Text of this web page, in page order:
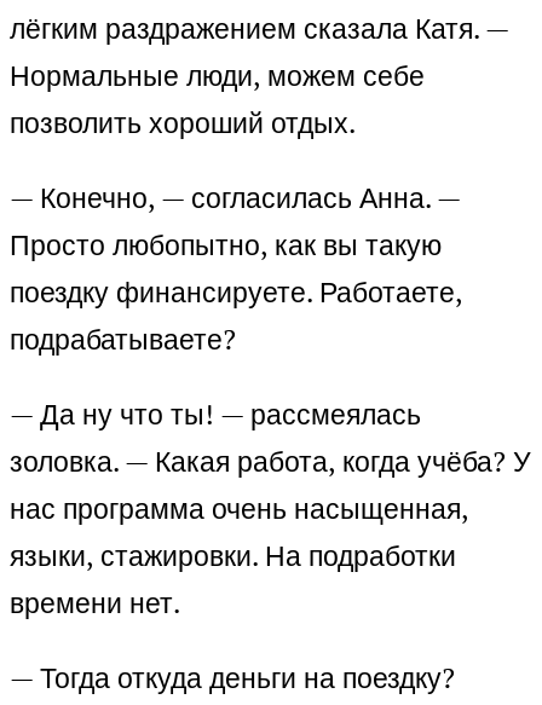
лёгким раздражением сказала Катя. —
Нормальные люди, можем себе
позволить хороший отдых.
— Конечно, — согласилась Анна. —
Просто любопытно, как вы такую
поездку финансируете. Работаете,
подрабатываете?
— Да ну что ты! — рассмеялась
золовка. — Какая работа, когда учёба? У
нас программа очень насыщенная,
языки, стажировки. На подработки
времени нет.
— Тогда откуда деньги на поездку?